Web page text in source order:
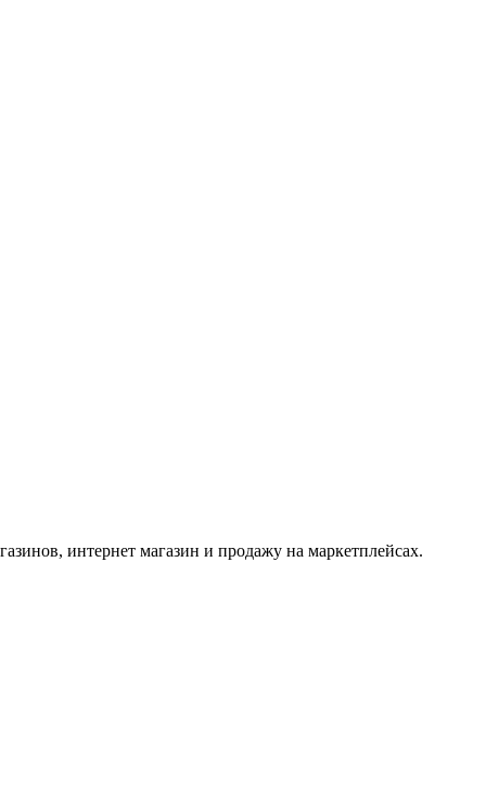
интернет магазин и продажу на маркетплейсах.